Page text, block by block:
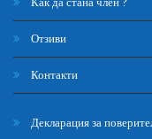
Отзиви
Контакти
Декларация за